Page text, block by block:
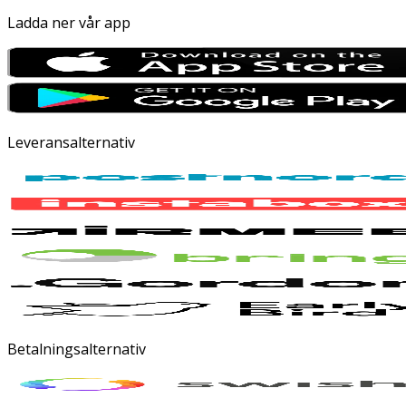
Ladda ner vår app
Leveransalternativ
Betalningsalternativ